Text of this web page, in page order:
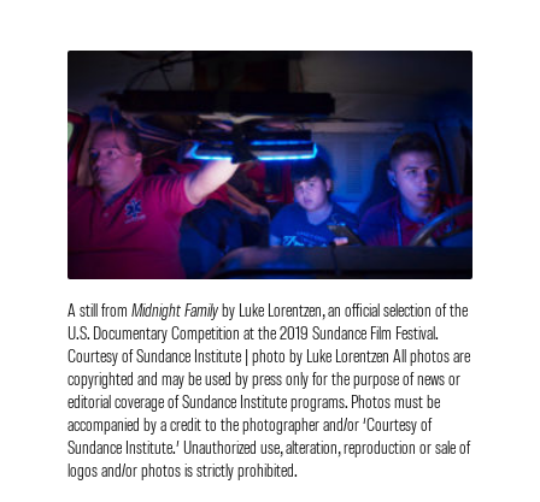
A still from Midnight Familyby Luke Lorentzen, an official selection of the
U.S. Documentary Competition at the 2019 Sundance Film Festival.
Courtesy of Sundance Institute | photo by Luke Lorentzen All photos are
copyrighted and may be used by press only for the purpose of news or
editorial coverage of Sundance Institute programs. Photos must be
accompanied by a credit to the photographer and/or ‘Courtesy of
Sundance Institute.’ Unauthorized use, alteration, reproduction or sale of
logos and/or photos is strictly prohibited.